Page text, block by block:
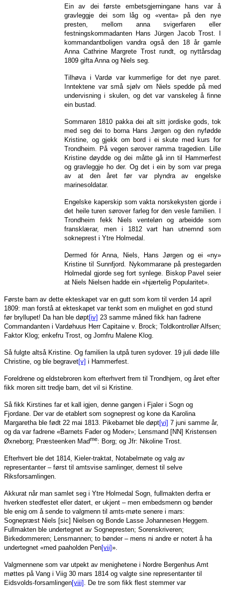
Ein av dei første embetsgjerningane hans var å
gravleggje dei som låg og «venta» på den nye
presten, mellom anna svigerfaren eller
festningskommadanten Hans Jürgen Jacob Trost. I
kommandantboligen vandra også den 18 år gamle
Anna Cathrine Margrete Trost rundt, og nyttårsdag
1809 gifta Anna og Niels seg.
Tilhøva i Vardø var kummerlige for det nye paret.
Inntektene var små sjølv om Niels spedde på med
undervisning i skulen, og det var vanskeleg å finne
ein bustad.
Sommaren 1810 pakka dei alt sitt jordiske gods, tok
med seg dei to borna Hans Jørgen og den nyfødde
Kristine, og gjekk om bord i ei skute med kurs for
Trondheim. På vegen sørover ramma tragedien. Lille
Kristine døydde og dei måtte gå inn til Hammerfest
og gravleggje ho der. Og det i ein by som var prega
av at den året før var plyndra av engelske
marinesoldatar.
Engelske kaperskip som vakta norskekysten gjorde i
det heile turen sørover farleg for den vesle familien. I
Trondheim fekk Niels venteløn og arbeidde som
fransklærar, men i 1812 vart han utnemnd som
sokneprest i Ytre Holmedal.
Dermed fór Anna, Niels, Hans Jørgen og ei «ny»
Kristine til Sunnfjord. Nykommarane på prestegarden
Holmedal gjorde seg fort synlege. Biskop Pavel seier
at Niels Nielsen hadde ein «hjærtelig Popularitet».
Første barn av dette ekteskapet var en gutt som kom til verden 14 april
1809: man forstå at ekteskapet var tenkt som en mulighet en god stund
før bryllupet! Da han ble døpt[iv] 23 samme måned fikk han fadrene
Commandanten i Vardøhuus Herr Capitaine v. Brock; Toldkontrollør Alfsen;
Faktor Klog; enkefru Trost, og Jomfru Malene Klog.
Så fulgte altså Kristine. Og familien la utpå turen sydover. 19 juli døde lille
Christine, og ble begravet[v] i Hammerfest.
Foreldrene og eldstebroren kom efterhvert frem til Trondhjem, og året efter
fikk moren sitt tredje barn, det vil si Kristine.
Så fikk Kirstines far et kall igjen, denne gangen i Fjaler i Sogn og
Fjordane. Der var de etablert som sogneprest og kone da Karolina
Margaretha ble født 22 mai 1813. Pikebarnet ble døpt[vi] 7 juni samme år,
og da var fadrene «Barnets Fader og Moder»; Lensmand [NN] Kristensen
Øxneborg; Præsteenken Madme: Borg; og Jfr: Nikoline Trost.
Efterhvert ble det 1814, Kieler-traktat, Notabelmøte og valg av
representanter – først til amtsvise samlinger, dernest til selve
Riksforsamlingen.
Akkurat når man samlet seg i Ytre Holmedal Sogn, fullmakten derfra er
hverken stedfestet eller datert, er ukjent – men embedsmenn og bønder
ble enig om å sende to valgmenn til amts-møte senere i mars:
Sognepræst Niels [sic] Nielsen og Bonde Lasse Johannesen Heggem.
Fullmakten ble undertegnet av Sognepresten; Sorenskriveren;
Birkedommeren; Lensmannen; to bønder – mens ni andre er notert å ha
undertegnet «med paaholden Pen[vii]».
Valgmennene som var utpekt av menighetene i Nordre Bergenhus Amt
møttes på Vang i Viig 30 mars 1814 og valgte sine representanter til
Eidsvolds-forsamlingen[viii] . De tre som fikk flest stemmer var